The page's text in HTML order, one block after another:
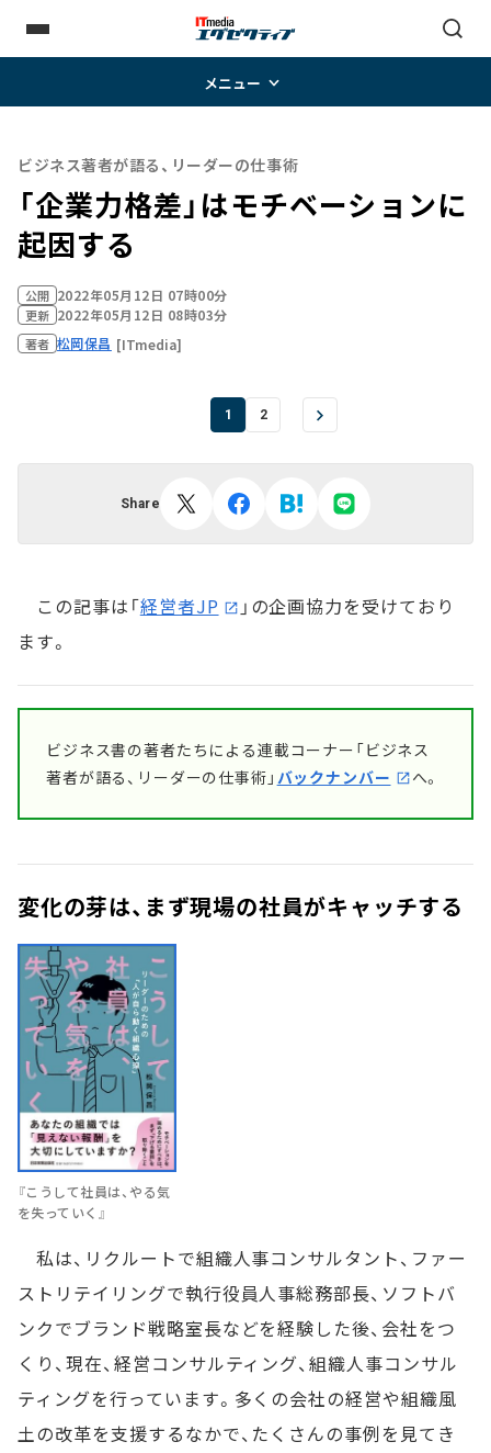
メニュー
ビジネス著者が語る、リーダーの仕事術
「企業力格差」はモチベーションに
起因する
公開 2022年05月12日 07時00分
更新 2022年05月12日 08時03分
著者 松岡保昌 [ITmedia]
1 2
Share
この記事は「経営者JP
」の企画協力を受けており
ます。
ビジネス書の著者たちによる連載コーナー「ビジネス
著者が語る、リーダーの仕事術」 バックナンバー へ。
変化の芽は、まず現場の社員がキャッチする
『こうして社員は、やる気
を失っていく』
私は、リクルートで組織人事コンサルタント、ファー
ストリテイリングで執行役員人事総務部長、ソフトバ
ンクでブランド戦略室長などを経験した後、会社をつ
くり、現在、経営コンサルティング、組織人事コンサル
ティングを行っています。多くの会社の経営や組織風
土の改革を支援するなかで、たくさんの事例を見てき